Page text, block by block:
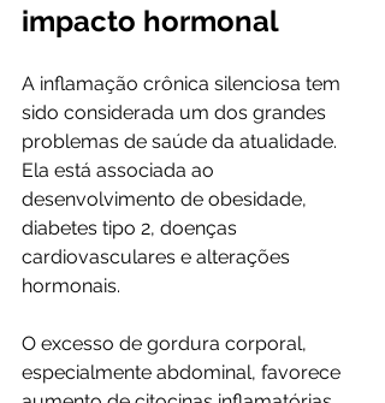
impacto hormonal
A inflamação crônica silenciosa tem
sido considerada um dos grandes
problemas de saúde da atualidade.
Ela está associada ao
desenvolvimento de obesidade,
diabetes tipo 2, doenças
cardiovasculares e alterações
hormonais.
O excesso de gordura corporal,
especialmente abdominal, favorece